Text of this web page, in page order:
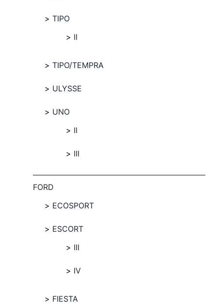
TIPO
II
TIPO/TEMPRA
ULYSSE
UNO
II
III
FORD
ECOSPORT
ESCORT
III
IV
FIESTA